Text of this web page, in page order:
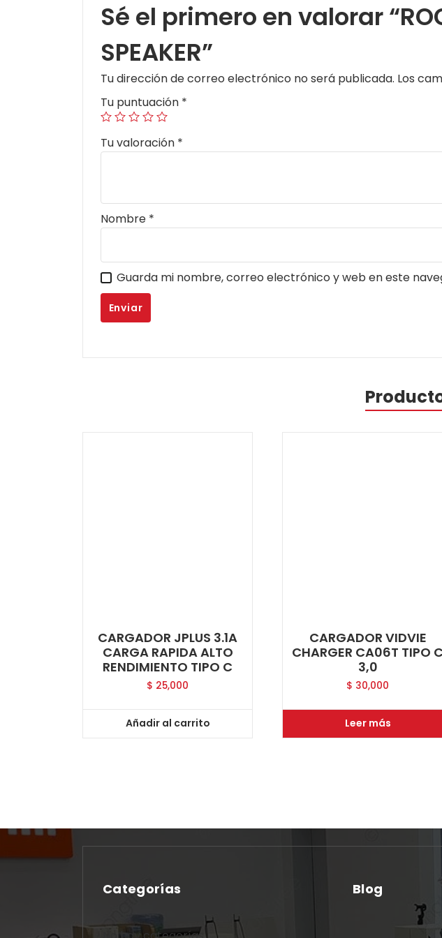
Sé el primero en valorar
SPEAKER”
Tu dirección de correo electrónico no será publicada. Los
Tu puntuación *
Tu valoración *
Nombre *
Guarda mi nombre, correo electrónico y web en este
CARGADOR JPLUS 3.1A
CARGA RAPIDA ALTO
RENDIMIENTO TIPO C
$ 25,000
Añadir al carrito
CARGADOR VIDVIE
CHARGER CA06T TIPO C
3,0
$ 30,000
Leer más
Categorías Blog